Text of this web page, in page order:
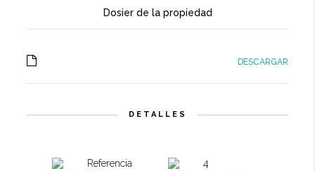
Dosier de la propiedad
DESCARGAR
DETALLES
Referencia
4